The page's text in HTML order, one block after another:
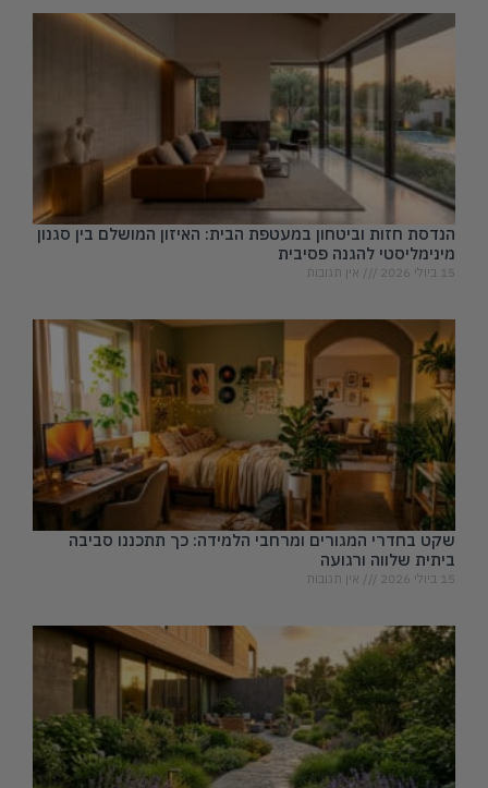
הנדסת חזות וביטחון במעטפת הבית: האיזון המושלם בין סגנון
מינימליסטי להגנה פסיבית
15 ביולי 2026 אין תגובות
שקט בחדרי המגורים ומרחבי הלמידה: כך תתכננו סביבה
ביתית שלווה ורגועה
15 ביולי 2026 אין תגובות